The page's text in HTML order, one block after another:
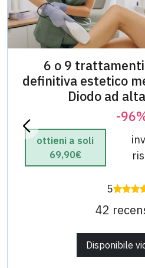
6 o 9
definitiva estetico
Diodo ad
-
ottieni a soli
69,90€
5
42
Disponibile